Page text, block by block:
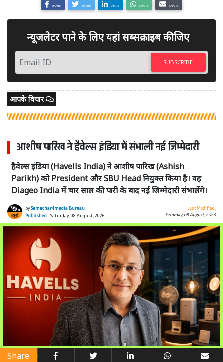
SHARE SHARE SHARE SHARE SHARE
न्यूजलेटर पाने के लिए यहां सब्सक्राइब कीजिए
SUBSCRIBE
आपके विचार
आशीष पारिख ने हैवेल्स इंडिया में संभाली नई जिम्मेदारी
हैवेल्स इंडिया (Havells India) ने आशीष पारिख (Ashish
Parikh) को President और SBU Head नियुक्त किया है। वह
Diageo India में चार साल की पारी के बाद नई जिम्मेदारी संभालेंगे।
bySamachar4media Bureau
Published- Saturday, 08 August, 2026
Last Modified:
Saturday, 08 August, 2026
Share